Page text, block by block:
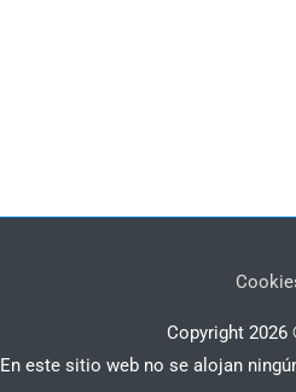
Copyright
En este sitio web no se alojan